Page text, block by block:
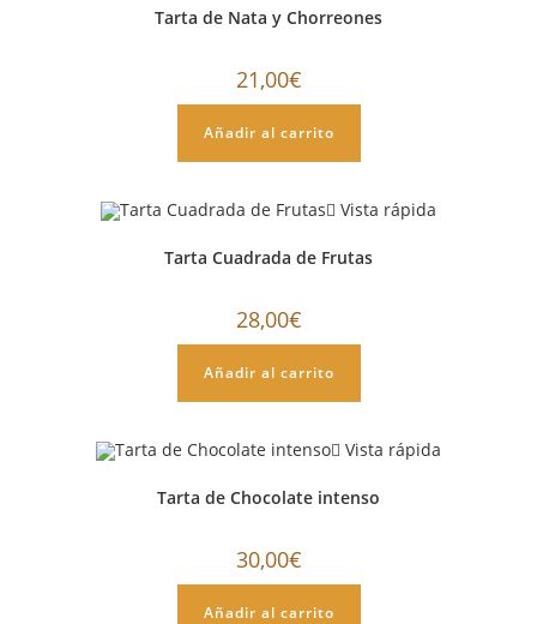
Tarta de Nata y Chorreones
21,00€
Añadir al carrito
Vista rápida
Tarta Cuadrada de Frutas
28,00€
Añadir al carrito
Vista rápida
Tarta de Chocolate intenso
30,00€
Añadir al carrito